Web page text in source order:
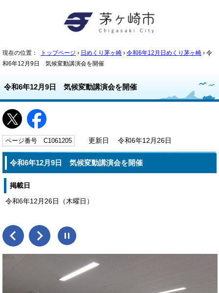
現在の位置： トップページ › 日めくり茅ヶ崎 › 令和6年12月日めくり茅ヶ崎 › 令
和6年12月9日 気候変動講演会を開催
令和6年12月9日 気候変動講演会を開催
ページ番号 C1061205 更新日 令和6年12月26日
令和6年12月9日 気候変動講演会を開催
掲載日
令和6年12月26日（木曜日）